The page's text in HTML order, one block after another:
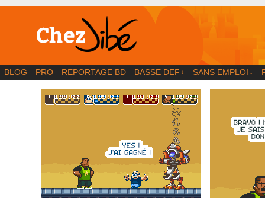
BD | Illustration | Blog
BLOG PRO REPORTAGE BD BASSE DEF ↓ SANS EMPLOI ↓